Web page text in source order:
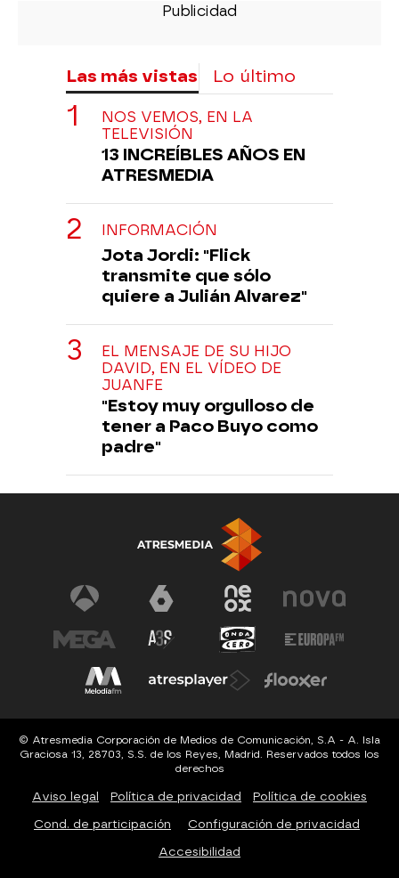
Las más vistas Lo último
NOS VEMOS, EN LA
TELEVISIÓN
13 INCREÍBLES AÑOS EN
ATRESMEDIA
INFORMACIÓN
Jota Jordi: "Flick
transmite que sólo
quiere a Julián Alvarez"
EL MENSAJE DE SU HIJO
DAVID, EN EL VÍDEO DE
JUANFE
"Estoy muy orgulloso de
tener a Paco Buyo como
padre"
© Atresmedia Corporación de Medios de Comunicación, S.A - A. Isla
Graciosa 13, 28703, S.S. de los Reyes, Madrid. Reservados todos los
derechos
Aviso legal Política de privacidad Política de cookies
Cond. de participación Configuración de privacidad
Accesibilidad